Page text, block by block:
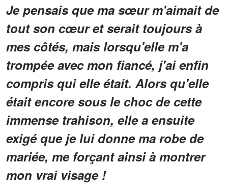
Je pensais que ma sœur m'aimait de
tout son cœur et serait toujours à
mes côtés, mais lorsqu'elle m'a
trompée avec mon fiancé, j'ai enfin
compris qui elle était. Alors qu'elle
était encore sous le choc de cette
immense trahison, elle a ensuite
exigé que je lui donne ma robe de
mariée, me forçant ainsi à montrer
mon vrai visage !